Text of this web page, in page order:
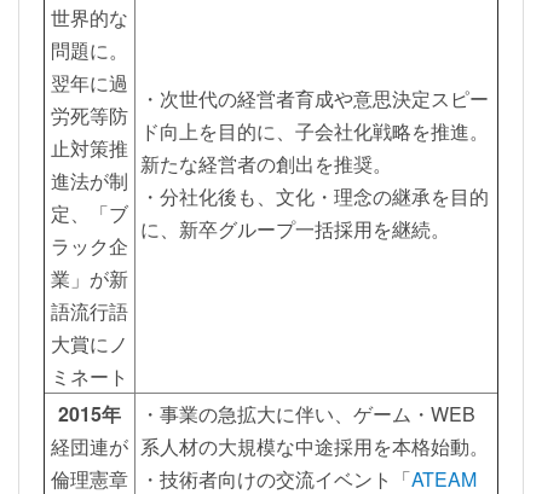
世界的な
問題に。
翌年に過
労死等防
止対策推
進法が制
定、「ブ
ラック企
業」が新
語流行語
大賞にノ
ミネート
・次世代の経営者育成や意思決定スピー
ド向上を目的に、子会社化戦略を推進。
新たな経営者の創出を推奨。
・分社化後も、文化・理念の継承を目的
に、新卒グループ一括採用を継続。
2015年
経団連が
倫理憲章
・事業の急拡大に伴い、ゲーム・WEB
系人材の大規模な中途採用を本格始動。
・技術者向けの交流イベント「ATEAM